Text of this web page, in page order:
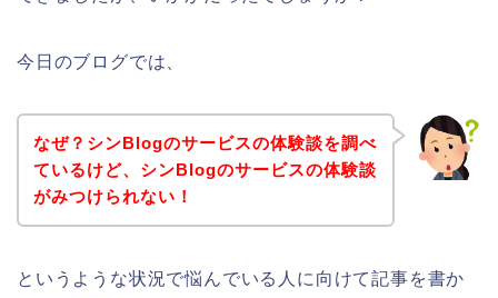
今日のブログでは、
なぜ？シンBlogのサービスの体験談を調べ
ているけど、シンBlogのサービスの体験談
がみつけられない！
というような状況で悩んでいる人に向けて記事を書か